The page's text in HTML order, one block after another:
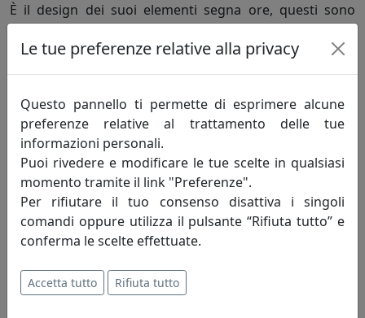
È il design dei suoi elementi segna ore, questi sono
progettati con differenti sfaccettature che restituiscano
riflessi e ombre in base a come la luce interagisce con
Specifiche
Colore Ottone/Noce, manifattura italiana e meccanica
tedesca
Informazioni sul brand
Materium nasce dall'idea di
reinterpretare con stile ed eleganza
Le tue preferenze relative alla privacy
Questo pannello ti permette di esprimere alcune
preferenze relative al trattamento delle tue
informazioni personali.
Puoi rivedere e modificare le tue scelte in qualsiasi
momento tramite il link "Preferenze".
Per rifiutare il tuo consenso disattiva i singoli
comandi oppure utilizza il pulsante “Rifiuta tutto” e
conferma le scelte effettuate.
Accetta tutto Rifiuta tutto